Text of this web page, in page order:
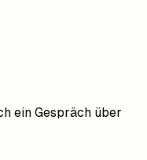
ein Gespräch über